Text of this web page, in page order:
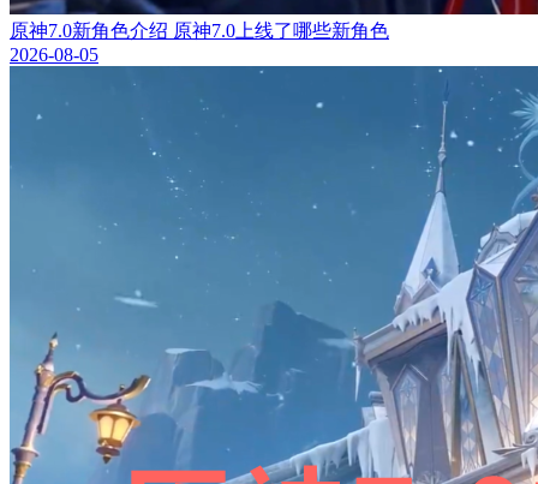
原神7.0新角色介绍 原神7.0上线了哪些新角色
2026-08-05